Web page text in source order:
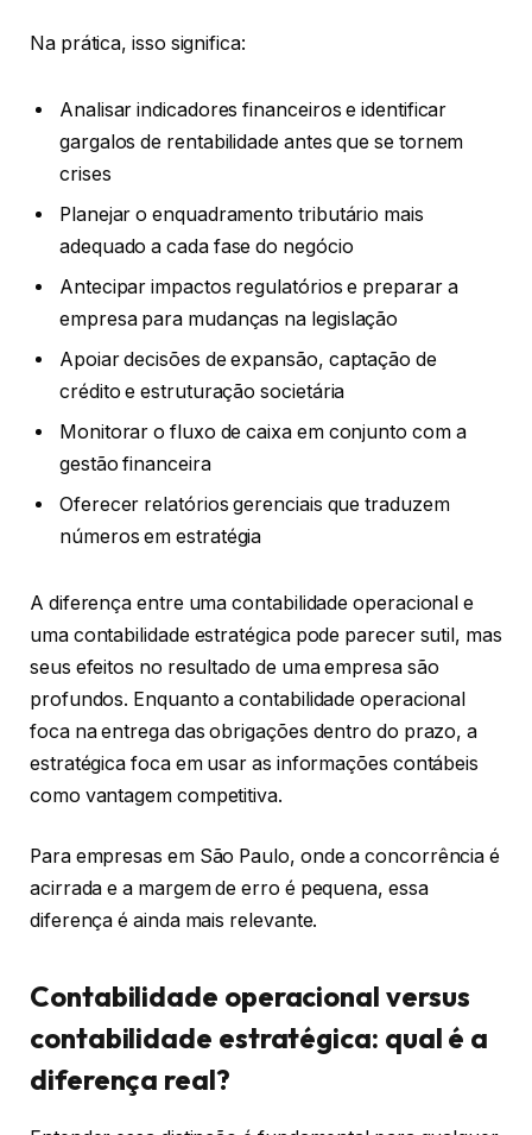
Na prática, isso significa:
Analisar indicadores financeiros e identificar
gargalos de rentabilidade antes que se tornem
crises
Planejar o enquadramento tributário mais
adequado a cada fase do negócio
Antecipar impactos regulatórios e preparar a
empresa para mudanças na legislação
Apoiar decisões de expansão, captação de
crédito e estruturação societária
Monitorar o fluxo de caixa em conjunto com a
gestão financeira
Oferecer relatórios gerenciais que traduzem
números em estratégia
A diferença entre uma contabilidade operacional e
uma contabilidade estratégica pode parecer sutil, mas
seus efeitos no resultado de uma empresa são
profundos. Enquanto a contabilidade operacional
foca na entrega das obrigações dentro do prazo, a
estratégica foca em usar as informações contábeis
como vantagem competitiva.
Para empresas em São Paulo, onde a concorrência é
acirrada e a margem de erro é pequena, essa
diferença é ainda mais relevante.
Contabilidade operacional versus
contabilidade estratégica: qual é a
diferença real?